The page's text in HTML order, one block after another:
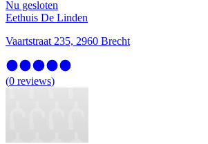
Nu gesloten
Eethuis De Linden
Vaartstraat 235, 2960 Brecht
(0 reviews)